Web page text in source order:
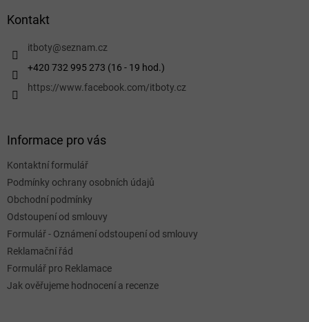
Kontakt
itboty@seznam.cz
+420 732 995 273 (16 - 19 hod.)
https://www.facebook.com/itboty.cz
Informace pro vás
Kontaktní formulář
Podmínky ochrany osobních údajů
Obchodní podmínky
Odstoupení od smlouvy
Formulář - Oznámení odstoupení od smlouvy
Reklamační řád
Formulář pro Reklamace
Jak ověřujeme hodnocení a recenze